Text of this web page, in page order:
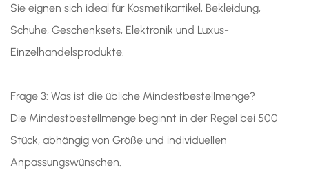
Sie eignen sich ideal für Kosmetikartikel, Bekleidung,
Schuhe, Geschenksets, Elektronik und Luxus-
Einzelhandelsprodukte.
Frage 3: Was ist die übliche Mindestbestellmenge?
Die Mindestbestellmenge beginnt in der Regel bei 500
Stück, abhängig von Größe und individuellen
Anpassungswünschen.